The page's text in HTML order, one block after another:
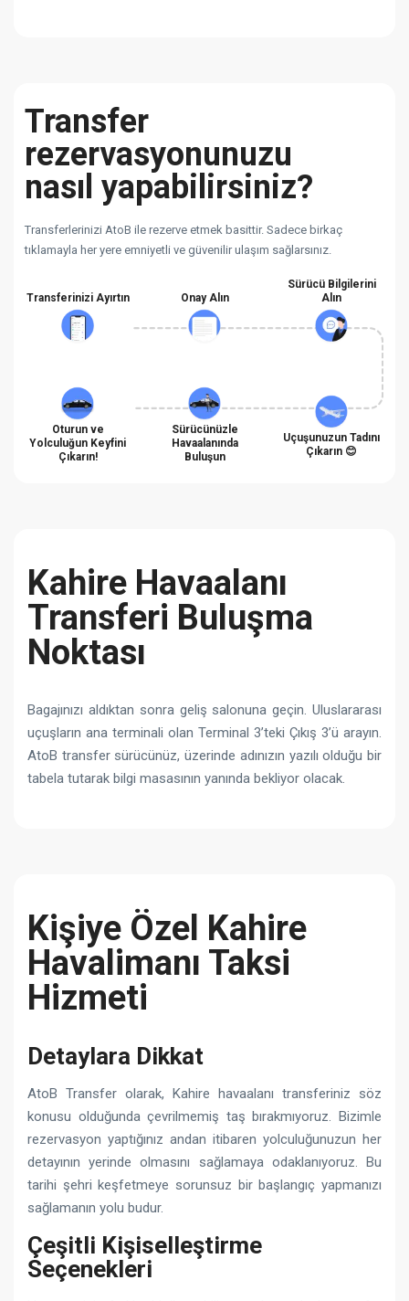
Transfer
rezervasyonunuzu
nasıl yapabilirsiniz?
Transferlerinizi AtoB ile rezerve etmek basittir. Sadece birkaç
tıklamayla her yere emniyetli ve güvenilir ulaşım sağlarsınız.
Transferinizi Ayırtın Onay Alın
Sürücü Bilgilerini
Alın
Oturun ve
Yolculuğun Keyfini
Çıkarın!
Sürücünüzle
Havaalanında
Buluşun
Uçuşunuzun Tadını
Çıkarın 😊
Kahire Havaalanı
Transferi Buluşma
Noktası
Bagajınızı aldıktan sonra geliş salonuna geçin. Uluslararası
uçuşların ana terminali olan Terminal 3’teki Çıkış 3’ü arayın.
AtoB transfer sürücünüz, üzerinde adınızın yazılı olduğu bir
tabela tutarak bilgi masasının yanında bekliyor olacak.
Kişiye Özel Kahire
Havalimanı Taksi
Hizmeti
Detaylara Dikkat
AtoB Transfer olarak, Kahire havaalanı transferiniz söz
konusu olduğunda çevrilmemiş taş bırakmıyoruz. Bizimle
rezervasyon yaptığınız andan itibaren yolculuğunuzun her
detayının yerinde olmasını sağlamaya odaklanıyoruz. Bu
tarihi şehri keşfetmeye sorunsuz bir başlangıç ​​yapmanızı
sağlamanın yolu budur.
Çeşitli Kişiselleştirme
Seçenekleri